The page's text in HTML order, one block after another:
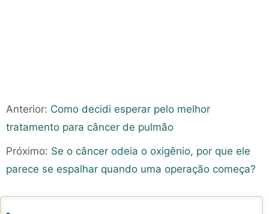
Anterior: Como decidi esperar pelo melhor
tratamento para câncer de pulmão
Próximo: Se o câncer odeia o oxigênio, por que ele
parece se espalhar quando uma operação começa?